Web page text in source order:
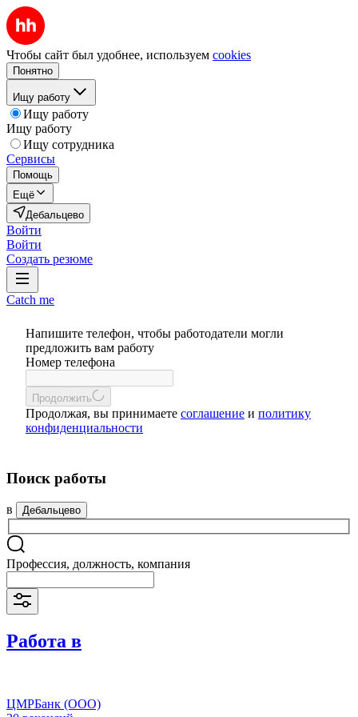
Чтобы сайт был удобнее, используем cookies
Понятно
Ищу работу
Ищу работу
Ищу работу
Ищу сотрудника
Сервисы
Помощь
Ещё
Дебальцево
Войти
Войти
Создать резюме
Catch me
Напишите телефон, чтобы работодатели могли
предложить вам работу
Номер телефона
Продолжить
Продолжая, вы принимаете соглашение и политику
конфиденциальности
Поиск работы
в Дебальцево
Профессия, должность, компания
Работа в
ЦМРБанк (ООО)